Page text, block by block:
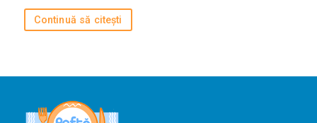
Adaugă rețetă
Gastronomie
Știri culinare
Continuă să citești